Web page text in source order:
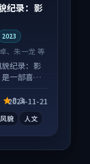
纪录：影
2023
、朱一龙 等
貌纪录：影
一部喜剧
细节值得
8.3
2024-11-21
风貌 人文